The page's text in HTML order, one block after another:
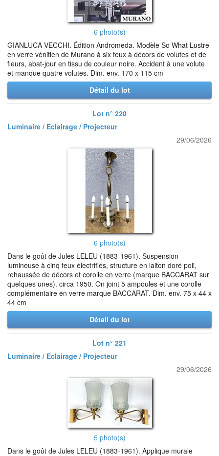
6 photo(s)
GIANLUCA VECCHI. Édition Andromeda. Modèle So What Lustre
en verre vénitien de Murano à six feux à décors de volutes et de
fleurs, abat-jour en tissu de couleur noire. Accident à une volute
et manque quatre volutes. Dim. env. 170 x 115 cm
Détail du lot
Lot n° 220
Luminaire / Eclairage / Projecteur
29/06/2026
6 photo(s)
Dans le goût de Jules LELEU (1883-1961). Suspension
lumineuse à cinq feux électrifiés, structure en laiton doré poli,
rehaussée de décors et corolle en verre (marque BACCARAT sur
quelques unes). circa 1950. On joint 5 ampoules et une corolle
complémentaire en verre marque BACCARAT. Dim. env. 75 x 44 x
44 cm
Détail du lot
Lot n° 221
Luminaire / Eclairage / Projecteur
29/06/2026
5 photo(s)
Dans le goût de Jules LELEU (1883-1961). Applique murale